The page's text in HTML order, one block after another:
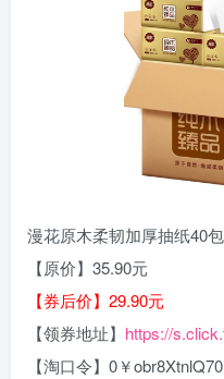
漫花原木柔韧加厚抽纸40包
【原价】35.90元
【券后价】29.90元
【领券地址】 https://
【淘口令】0￥